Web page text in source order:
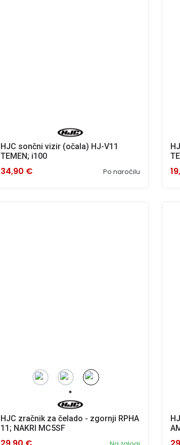
HJC sončni vizir (očala) HJ-V11
TEMEN; i100
Po naročilu
34,90 €
HJC zračnik za čelado - zgornji RPHA
11; NAKRI MC5SF